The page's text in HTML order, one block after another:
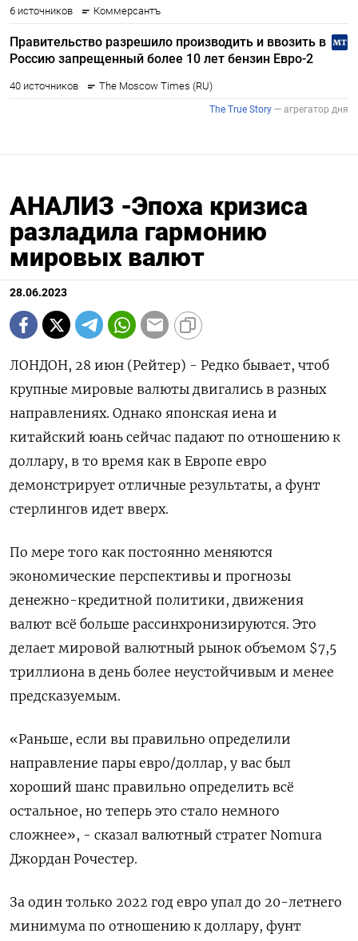
АНАЛИЗ -Эпоха кризиса
разладила гармонию
мировых валют
28.06.2023
ЛОНДОН, 28 июн (Рейтер) - Редко бывает, чтоб
крупные мировые валюты двигались в разных
направлениях. Однако японская иена и
китайский юань сейчас падают по отношению к
доллару, в то время как в Европе евро
демонстрирует отличные результаты, а фунт
стерлингов идет вверх.
По мере того как постоянно меняются
экономические перспективы и прогнозы
денежно-кредитной политики, движения
валют всё больше рассинхронизируются. Это
делает мировой валютный рынок объемом $7,5
триллиона в день более неустойчивым и менее
предсказуемым.
«Раньше, если вы правильно определили
направление пары евро/доллар, у вас был
хороший шанс правильно определить всё
остальное, но теперь это стало немного
сложнее», - сказал валютный стратег Nomura
Джордан Рочестер.
За один только 2022 год евро упал до 20-летнего
минимума по отношению к доллару, фунт